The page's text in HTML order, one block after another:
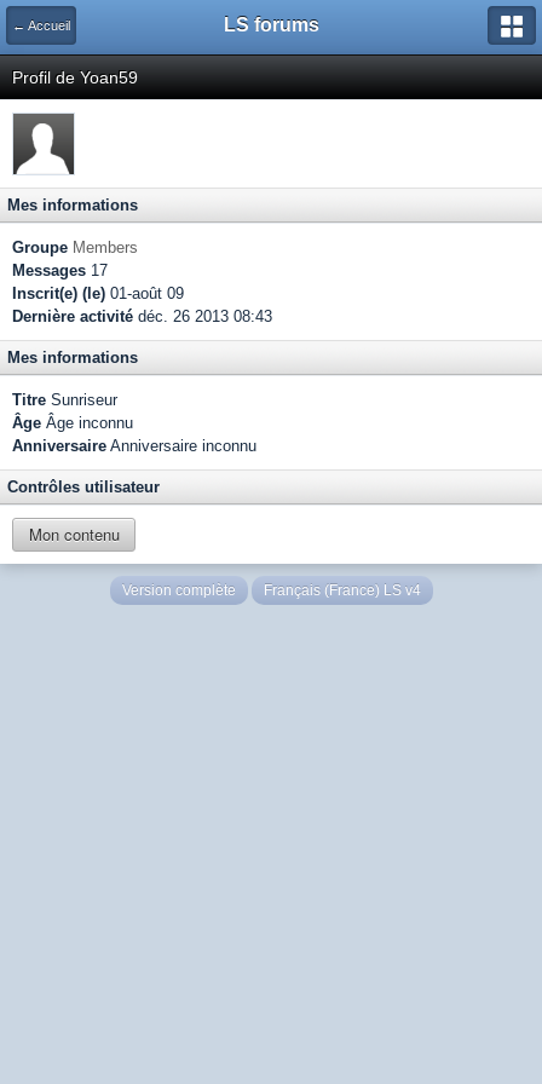
← Accueil LS forums
Profil de Yoan59
Mes informations
Groupe Members
Messages 17
Inscrit(e) (le) 01-août 09
Dernière activité déc. 26 2013 08:43
Mes informations
Titre Sunriseur
Âge Âge inconnu
Anniversaire Anniversaire inconnu
Contrôles utilisateur
Mon contenu
Version complète Français (France) LS v4